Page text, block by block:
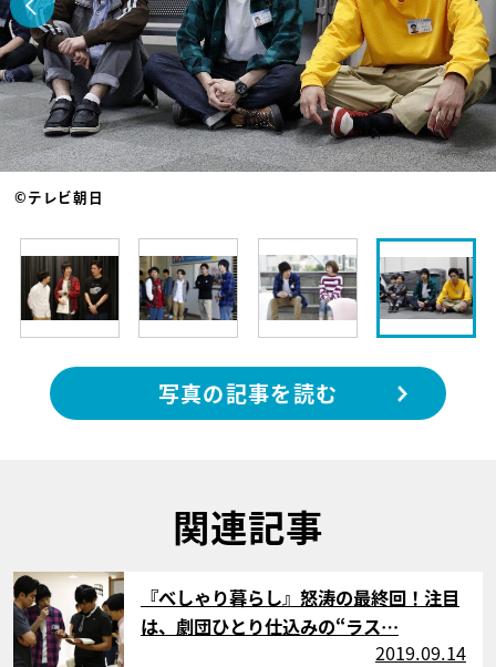
©テレビ朝日
写真の記事を読む
関連記事
サムネイル
『べしゃり暮らし』怒涛の最終回！注目
は、劇団ひとり仕込みの“ラス…
2019.09.14